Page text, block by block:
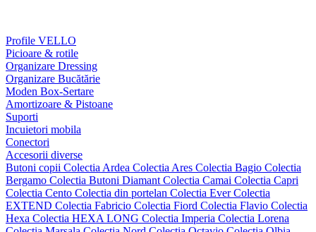
Profile VELLO
Picioare & rotile
Organizare Dressing
Organizare Bucătărie
Moden Box-Sertare
Amortizoare & Pistoane
Suporti
Incuietori mobila
Conectori
Accesorii diverse
Butoni copii Colectia Ardea Colectia Ares Colectia Bagio Colectia
Bergamo Colectia Butoni Diamant Colectia Camai Colectia Capri
Colectia Cento Colectia din portelan Colectia EverColectia
EXTEND Colectia Fabricio Colectia Fiord Colectia Flavio Colectia
Hexa Colectia HEXA LONG Colectia Imperia Colectia Lorena